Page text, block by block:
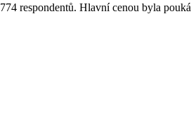
respondentů. Hlavní cenou byla